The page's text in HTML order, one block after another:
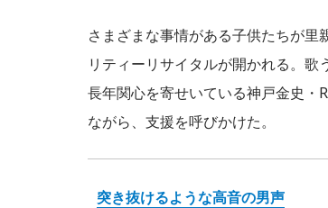
さまざまな事情がある子供たちが
リティーリサイタルが開かれる。
長年関心を寄せいている神戸金史・
ながら、支援を呼びかけた。
突き抜けるような高音の男声